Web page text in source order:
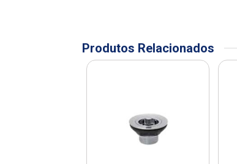
Produtos Relacionados